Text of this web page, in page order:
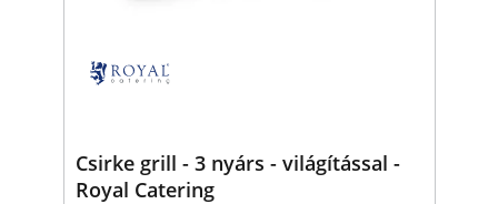
Csirke grill - 3 nyárs - világítással -
Royal Catering